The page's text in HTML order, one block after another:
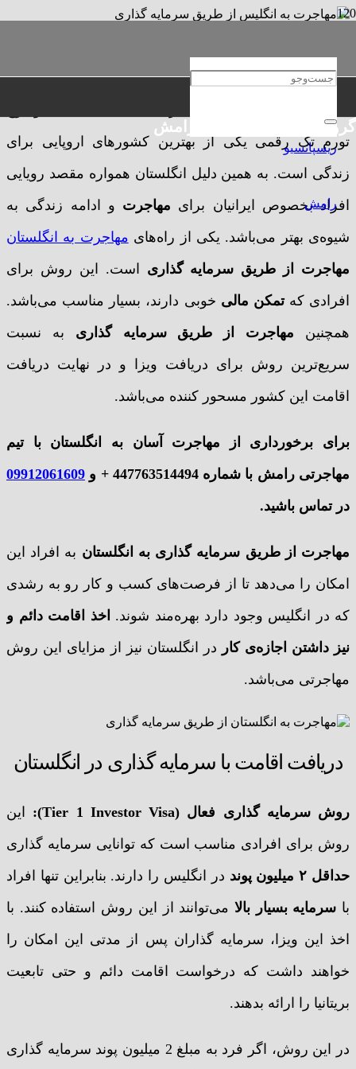
گروه حقوقی و مهاجرتی رامش
مهاجرت از طریق سرمایه گذاری
تورم تک رقمی یکی از بهترین کشورهای اروپایی برای
زندگی است. به همین دلیل انگلستان همواره مقصد رویایی
افراد بخصوص ایرانیان برای مهاجرت و ادامه زندگی به
شیوه‌ی بهتر می‌باشد. یکی از راه‌های مهاجرت به انگلستان
مهاجرت از طریق سرمایه گذاری است. این روش برای
افرادی کهتمکن مالی خوبی دارند، بسیار مناسب می‌باشد.
همچنین مهاجرت از طریق سرمایه گذاری به نسبت
سریع‌ترین روش برای دریافت ویزا و در نهایت دریافت
اقامت این کشور مسحور کننده می‌باشد.
برای برخورداری از مهاجرت آسان به انگلستان با تیم
مهاجرتی رامش با شماره 447763514494 + و
09912061609
در تماس باشید.
مهاجرت از طریق سرمایه گذاری به انگلستان به افراد این
امکان را می‌دهد تا از فرصت‌های کسب و کار رو به رشدی
که در انگلیس وجود دارد بهره‌مند شوند. اخذ اقامت دائم و
نیز داشتن اجازه‌ی کار در انگلستان نیز از مزایای این روش
مهاجرتی می‌باشد.
دریافت اقامت با سرمایه گذاری در انگلستان
روش سرمایه گذاری فعال (Tier 1 Investor Visa):
این
روش برای افرادی مناسب است که توانایی سرمایه گذاری
حداقل ۲ میلیون پوند
در انگلیس را دارند. بنابراین تنها افراد
با سرمایه بسیار بالا می‌توانند از این روش استفاده کنند. با
اخذ این ویزا، سرمایه گذاران پس از مدتی این امکان را
خواهند داشت که درخواست اقامت دائم و حتی تابعیت
بریتانیا را ارائه بدهند.
در این روش، اگر فرد به مبلغ 2 میلیون پوند سرمایه گذاری